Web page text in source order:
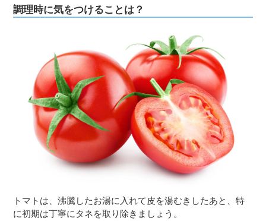
調理時に気をつけることは？
トマトは、沸騰したお湯に入れて皮を湯むきしたあと、特
に初期は丁寧にタネを取り除きましょう。